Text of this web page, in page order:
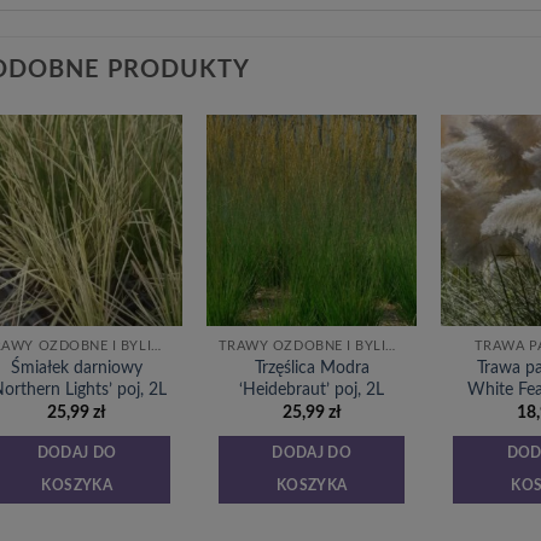
PRODUKTY
Dodaj
do
listy
życzeń
Śmiałek darniowy
Lights’ poj, 2L
25,99zł
DODAJ DO
KOSZYKA
Dodaj
życzeń
Trzęślica Modra
‘Heidebraut’ poj, 2L
25,99 zł
DODAJ DO
KOSZYKA
TRAWA
Trawa
White